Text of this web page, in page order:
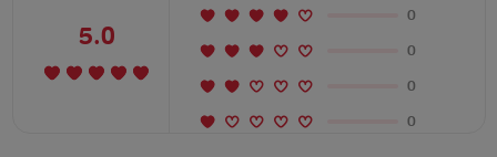
5.0
0
0
0
0